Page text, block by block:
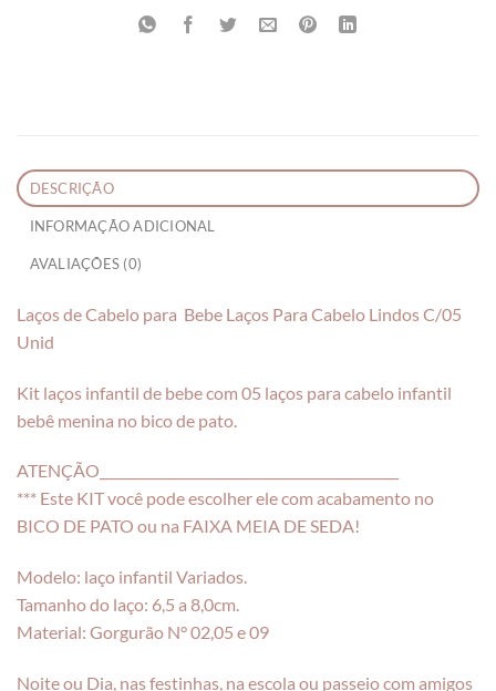
DESCRIÇÃO
INFORMAÇÃO ADICIONAL
AVALIAÇÕES (0)
Laços de Cabelo para Bebe Laços Para Cabelo Lindos C/05
Unid
Kit laços infantil de bebe com 05 laços para cabelo infantil
bebê menina no bico de pato.
ATENÇÃO_____________________________________________
*** Este KIT você pode escolher ele com acabamento no
BICO DE PATO ou na FAIXA MEIA DE SEDA!
Modelo: laço infantil Variados.
Tamanho do laço: 6,5 a 8,0cm.
Material: Gorgurão N° 02,05 e 09
Noite ou Dia, nas festinhas, na escola ou passeio com amigos